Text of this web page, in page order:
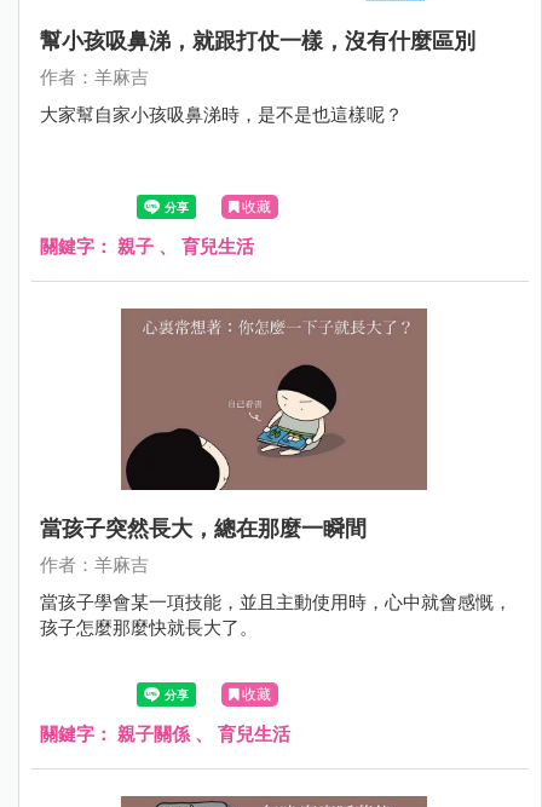
幫小孩吸鼻涕，就跟打仗一樣，沒有什麼區別
作者：羊麻吉
大家幫自家小孩吸鼻涕時，是不是也這樣呢？
收藏
關鍵字： 親子 、 育兒生活
當孩子突然長大，總在那麼一瞬間
作者：羊麻吉
當孩子學會某一項技能，並且主動使用時，心中就會感慨，
孩子怎麼那麼快就長大了。
收藏
關鍵字： 親子關係 、 育兒生活